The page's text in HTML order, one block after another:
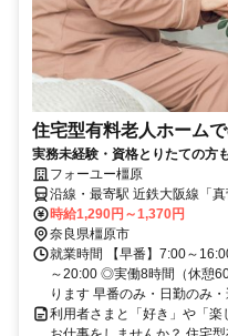
住宅型有料老人ホーム
実務未経験・資格とりたての方
やすさも◎
フォーユー橿原
沿線・最寄駅 近鉄大阪線「
時給1,290円～1,370円
奈良県橿原市
就業時間 【早番】7:00～
～20:00 ◎実働8時間（休憩
ります 早番のみ・日勤のみ
利用者さまと「好き」や「